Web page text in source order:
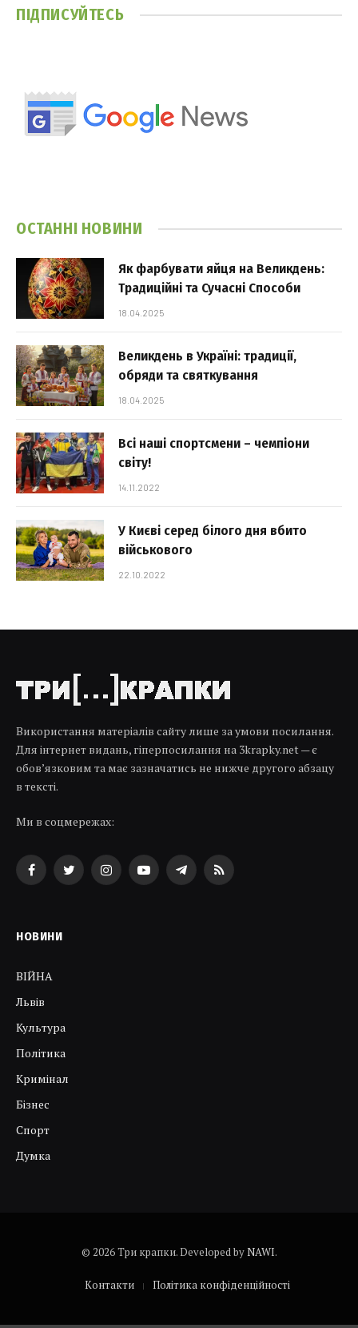
ПІДПИСУЙТЕСЬ
ОСТАННІ НОВИНИ
Як фарбувати яйця на Великдень:
Традиційні та Сучасні Способи
18.04.2025
Великдень в Україні: традиції,
обряди та святкування
18.04.2025
Всі наші спортсмени – чемпіони
світу!
14.11.2022
У Києві серед білого дня вбито
військового
22.10.2022
Використання матеріалів сайту лише за умови посилання.
Для інтернет видань, гіперпосилання на 3krapky.net — є
обов’язковим та має зазначатись не нижче другого абзацу
в тексті.
Ми в соцмережах:
FacebookTwitterInstagramYouTubeTelegramRSS
НОВИНИ
ВІЙНА
Львів
Культура
Політика
Кримінал
Бізнес
Спорт
Думка
© 2026 Три крапки. Developed byNAWI.
Контакти Політика конфіденційності